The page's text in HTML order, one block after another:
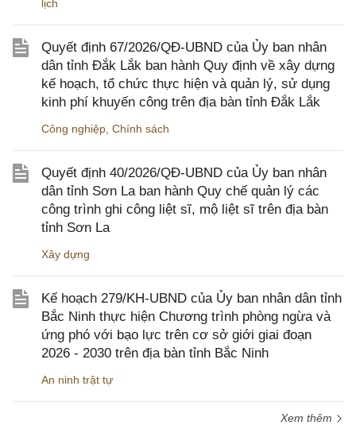
lịch
Quyết định 67/2026/QĐ-UBND của Ủy ban nhân
dân tỉnh Đắk Lắk ban hành Quy định về xây dựng
kế hoạch, tổ chức thực hiện và quản lý, sử dụng
kinh phí khuyến công trên địa bàn tỉnh Đắk Lắk
Công nghiệp Chính sách
Quyết định 40/2026/QĐ-UBND của Ủy ban nhân
dân tỉnh Sơn La ban hành Quy chế quản lý các
công trình ghi công liệt sĩ, mộ liệt sĩ trên địa bàn
tỉnh Sơn La
Xây dựng
Kế hoạch 279/KH-UBND của Ủy ban nhân dân tỉnh
Bắc Ninh thực hiện Chương trình phòng ngừa và
ứng phó với bạo lực trên cơ sở giới giai đoạn
2026 - 2030 trên địa bàn tỉnh Bắc Ninh
An ninh trật tự
Xem thêm